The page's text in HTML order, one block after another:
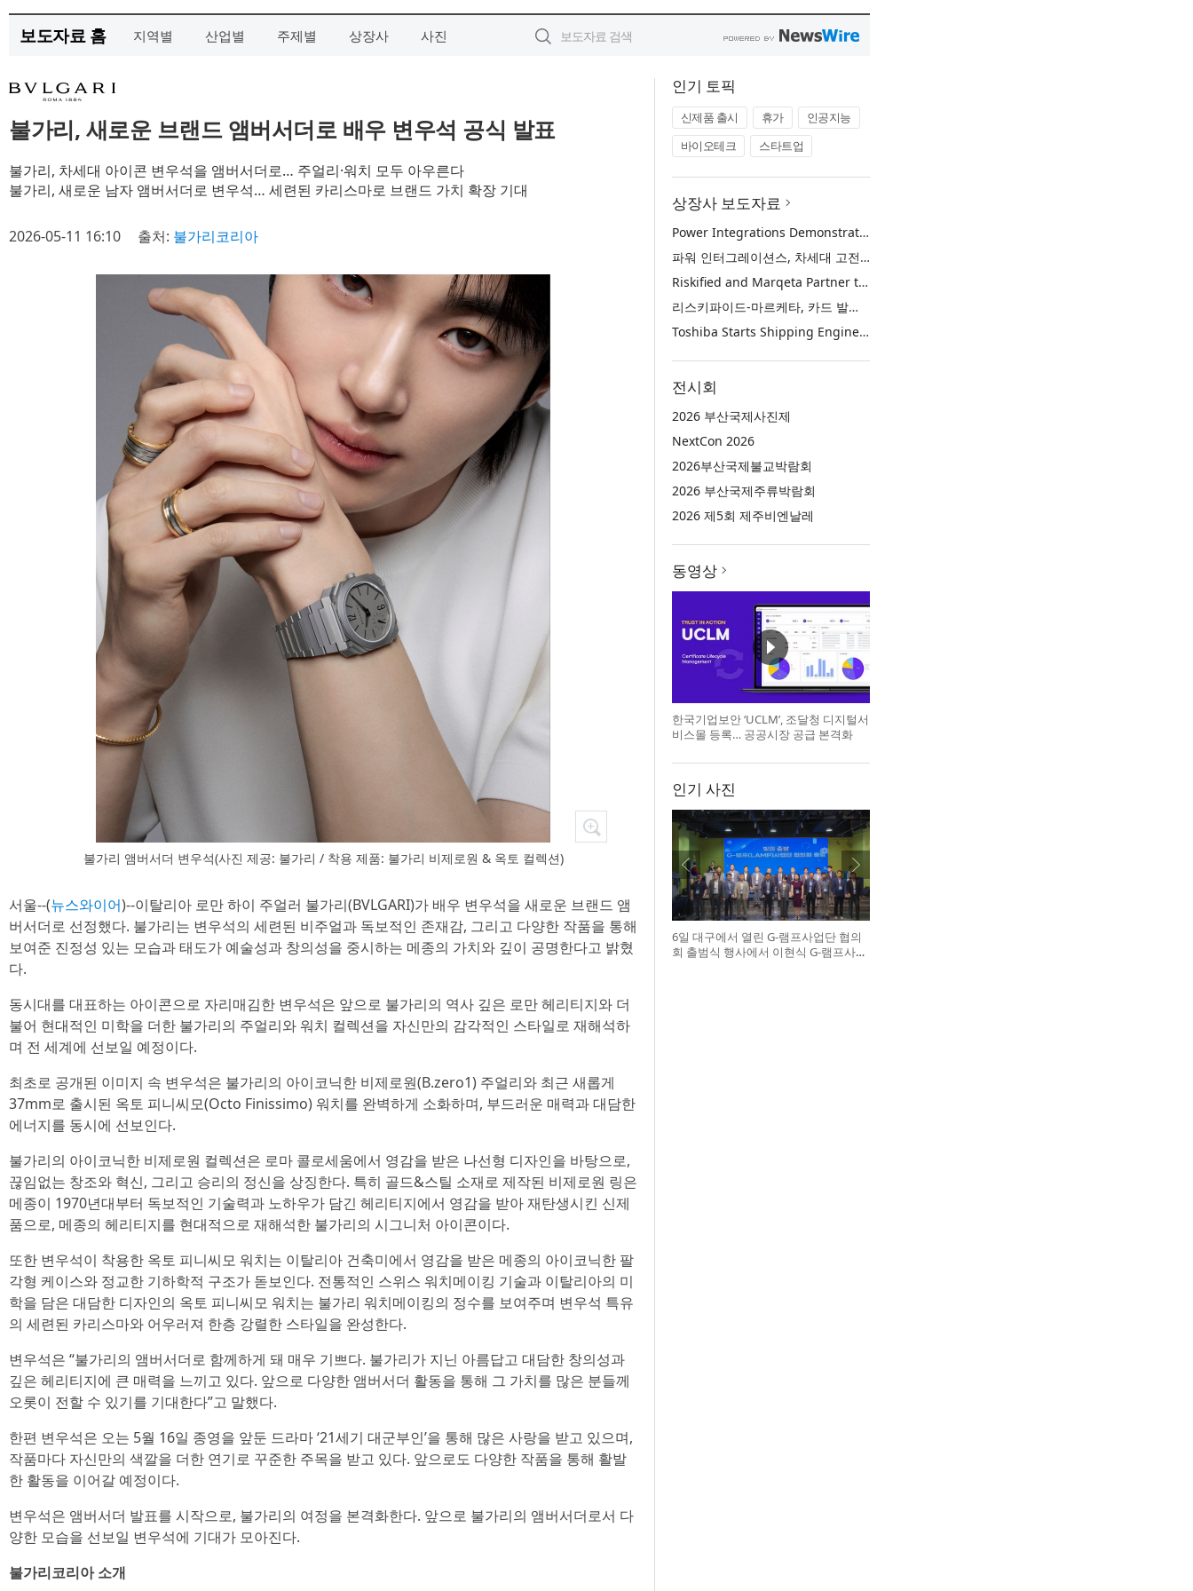
보도자료 홈 지역별 산업별 주제별 상장사 사진
불가리, 새로운 브랜드 앰버서더로 배우 변우석 공식 발표
불가리, 차세대 아이콘 변우석을 앰버서더로… 주얼리·워치 모두 아우른다
불가리, 새로운 남자 앰버서더로 변우석… 세련된 카리스마로 브랜드 가치 확장 기대
2026-05-11 16:10 출처: 불가리코리아
불가리 앰버서더 변우석(사진 제공: 불가리 / 착용 제품: 불가리 비제로원 & 옥토 컬렉션)
서울--(뉴스와이어)--이탈리아 로만 하이 주얼러 불가리(BVLGARI)가 배우 변우석을 새로운 브랜드 앰
버서더로 선정했다. 불가리는 변우석의 세련된 비주얼과 독보적인 존재감, 그리고 다양한 작품을 통해
보여준 진정성 있는 모습과 태도가 예술성과 창의성을 중시하는 메종의 가치와 깊이 공명한다고 밝혔
다.
동시대를 대표하는 아이콘으로 자리매김한 변우석은 앞으로 불가리의 역사 깊은 로만 헤리티지와 더
불어 현대적인 미학을 더한 불가리의 주얼리와 워치 컬렉션을 자신만의 감각적인 스타일로 재해석하
며 전 세계에 선보일 예정이다.
최초로 공개된 이미지 속 변우석은 불가리의 아이코닉한 비제로원(B.zero1) 주얼리와 최근 새롭게
37mm로 출시된 옥토 피니씨모(Octo Finissimo) 워치를 완벽하게 소화하며, 부드러운 매력과 대담한
에너지를 동시에 선보인다.
불가리의 아이코닉한 비제로원 컬렉션은 로마 콜로세움에서 영감을 받은 나선형 디자인을 바탕으로,
끊임없는 창조와 혁신, 그리고 승리의 정신을 상징한다. 특히 골드&스틸 소재로 제작된 비제로원 링은
메종이 1970년대부터 독보적인 기술력과 노하우가 담긴 헤리티지에서 영감을 받아 재탄생시킨 신제
품으로, 메종의 헤리티지를 현대적으로 재해석한 불가리의 시그니처 아이콘이다.
또한 변우석이 착용한 옥토 피니씨모 워치는 이탈리아 건축미에서 영감을 받은 메종의 아이코닉한 팔
각형 케이스와 정교한 기하학적 구조가 돋보인다. 전통적인 스위스 워치메이킹 기술과 이탈리아의 미
학을 담은 대담한 디자인의 옥토 피니씨모 워치는 불가리 워치메이킹의 정수를 보여주며 변우석 특유
의 세련된 카리스마와 어우러져 한층 강렬한 스타일을 완성한다.
변우석은 “불가리의 앰버서더로 함께하게 돼 매우 기쁘다. 불가리가 지닌 아름답고 대담한 창의성과
깊은 헤리티지에 큰 매력을 느끼고 있다. 앞으로 다양한 앰버서더 활동을 통해 그 가치를 많은 분들께
오롯이 전할 수 있기를 기대한다”고 말했다.
한편 변우석은 오는 5월 16일 종영을 앞둔 드라마 ‘21세기 대군부인’을 통해 많은 사랑을 받고 있으며,
작품마다 자신만의 색깔을 더한 연기로 꾸준한 주목을 받고 있다. 앞으로도 다양한 작품을 통해 활발
한 활동을 이어갈 예정이다.
변우석은 앰버서더 발표를 시작으로, 불가리의 여정을 본격화한다. 앞으로 불가리의 앰버서더로서 다
양한 모습을 선보일 변우석에 기대가 모아진다.
불가리코리아 소개
인기 토픽
신제품 출시 휴가
인공지능
바이오테크
스타트업
상장사 보도자료
Power Integrations Demonstrates World’s First 2200 V GaN Technology for Next-Era High-Voltage Power Systems
파워 인터그레이션스, 차세대 고전압 전력 시스템을 위한 세계 최초의 2200V GaN 기술 시연
Riskified and Marqeta Partner to Sharpen Card Issuer Authorization Decisions and Help Reduce False Declines
리스키파이드-마르케타, 카드 발급사의 승인 판단 정교화 및 오거절 감소 위해 협력
Toshiba Starts Shipping Engineering Samples of TXZ+™ Family Entry‑Class M4V Group, Standard Microcontrollers with Arm® Cortex®‑M4 Core for System Control Applications
전시회
2026 부산국제사진제
NextCon 2026
2026부산국제불교박람회
2026 부산국제주류박람회
2026 제5회 제주비엔날레
동영상
한국기업보안 ‘UCLM’, 조달청 디지털서
비스몰 등록… 공공시장 공급 본격화
인기 사진
6일 대구에서 열린 G-램프사업단 협의
회 출범식 행사에서 이현식 G-램프사업